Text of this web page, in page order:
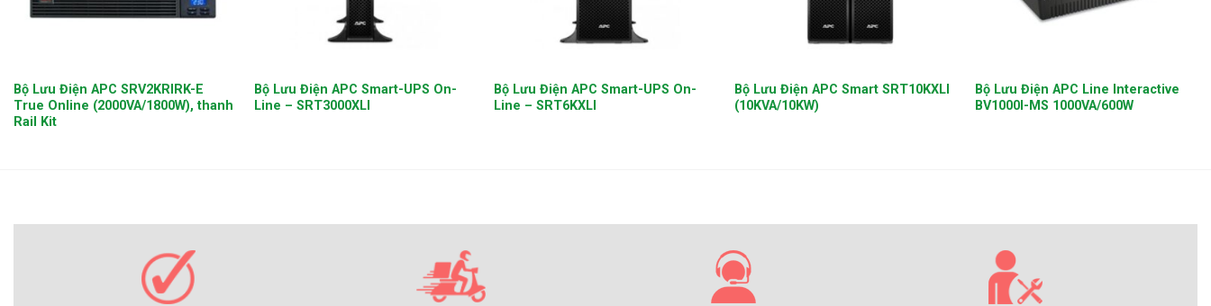
Bộ Lưu Điện APC SRV2KRIRK-E
True Online (2000VA/1800W), thanh
Rail Kit
Bộ Lưu Điện APC Smart-UPS On-
Line – SRT3000XLI
Bộ Lưu Điện APC Smart-UPS On-
Line – SRT6KXLI
Bộ Lưu Điện APC Smart SRT10KXLI
(10KVA/10KW)
Bộ Lưu Điện APC Line Interactive
BV1000I-MS 1000VA/600W